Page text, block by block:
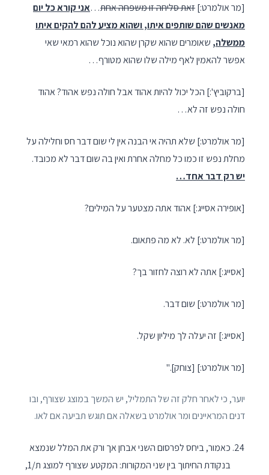
[מר אולמרט:]זאת סליחה זו משפחה אחת…אני קורא כל יום
מאנשים שהם שותפים איתו, ושהוא מציע להם להקים איתו
ממשלה, שאומרים שהוא שקרן שהוא נוכל שהוא רמאי שאי
אפשר להאמין לאף מילה שלו שהוא מטורף…
[ברקוביץ':] הכל יכול להיות אהוד אבל חולה נפש אהוד? אהוד
חולה נפש זה לא…
[מר אולמרט:] שלא תהיה אי הבנה אין לי שום דבר חס וחלילה על
מחלת נפש זו כמו כל מחלה אחרת ואין בה שום דבר לא מכובד.
יש רק דבר אחד…
[אופירה אסייג:] אהוד אתה מצטער על המילים?
[מר אולמרט:] לא. לא מה פתאום.
[אסייג:] אתה לא רוצה לחזור בך?
[מר אולמרט:] שום דבר.
[אסייג:] זה יעלה לך מיליון שקל.
[מר אולמרט:] [צוחק]."
יוער, כי לאחר חלק זה של התמליל, יש המשך במוצג שצורף, ובו
דנים המראיינים ומר אולמרט בשאלה אם תוגש תביעה אם לאו.
כאמור, ביחס לפרסום השני אבחן אך ורק את המלל שנמצא
בנקודת החיתוך בין שני המקורות: המקטע שצורף למוצג ת/1,